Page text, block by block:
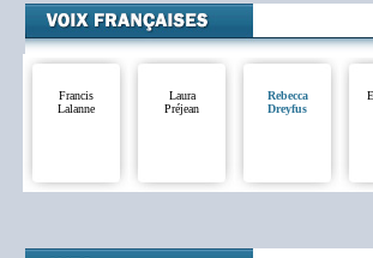
Francis
Lalanne
Laura
Préjean
Rebecca
Dreyfus